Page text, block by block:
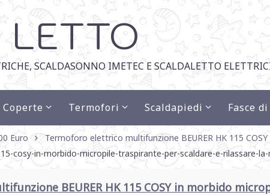
SCALDASONNO IMETEC E SCALDALETTO
Coperte Termofori Scaldapiedi Fasce
Euro Termoforo elettrico multifunzione BEURER HK 115
cosy-in-morbido-micropile-traspirante-per-scaldare-e-rilassare-
BEURER HK 115 COSY in morbido